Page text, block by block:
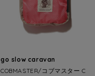
go slow caravan
COBMASTER/コブマスター C